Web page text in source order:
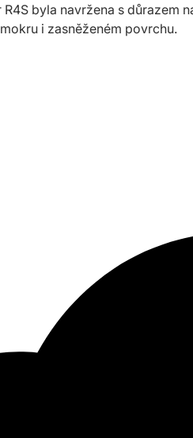
byla navržena s
i zasněženém povrchu.